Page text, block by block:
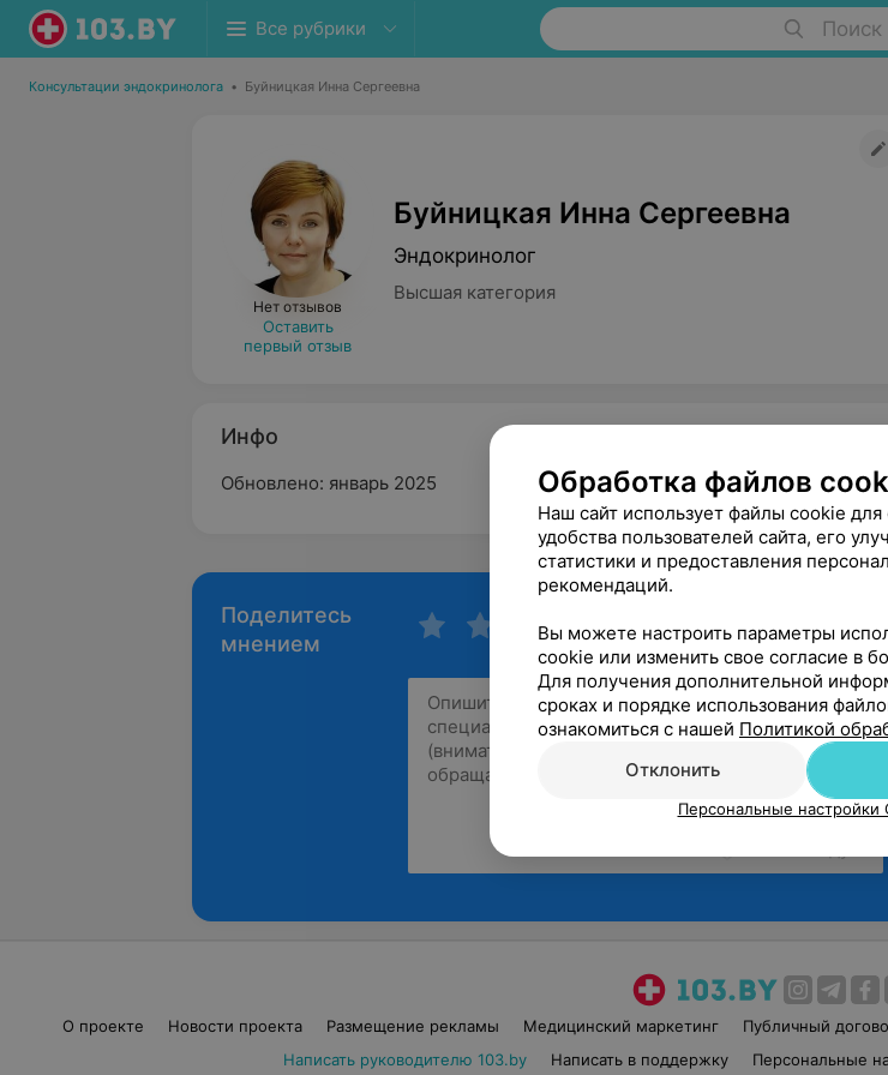
Все рубрики Поиск
Консультации эндокринолога • Буйницкая Инна Сергеевна
Нет отзывов
Оставить
первый отзыв
Буйницкая Инна Сергеевна
Эндокринолог
Высшая категория
Инфо
Обновлено: январь 2025
Поделитесь
мнением
О проекте Новости проекта Размещение рекламы Медицинский маркетинг Публичный
Написать руководителю 103.by
Написать в поддержку Персональные
Обработка файлов
Наш сайт использует файлы cookie
удобства пользователей сайта, его
статистики и предоставления
рекомендаций.
Вы можете настроить параметры
cookie или изменить свое согласие в
Для получения дополнительной
сроках и порядке использования
ознакомиться с нашей Политикой
Отклонить
Персональные настройки